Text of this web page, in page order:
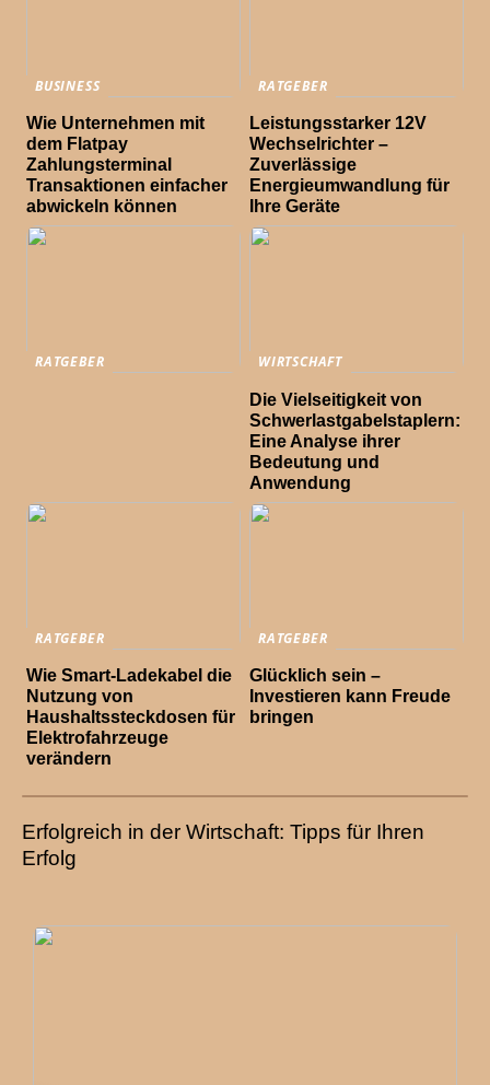
BUSINESS
Wie Unternehmen mit
dem Flatpay
Zahlungsterminal
Transaktionen einfacher
abwickeln können
RATGEBER
Leistungsstarker 12V
Wechselrichter –
Zuverlässige
Energieumwandlung für
Ihre Geräte
RATGEBER WIRTSCHAFT
Die Vielseitigkeit von
Schwerlastgabelstaplern:
Eine Analyse ihrer
Bedeutung und
Anwendung
RATGEBER
Wie Smart-Ladekabel die
Nutzung von
Haushaltssteckdosen für
Elektrofahrzeuge
verändern
RATGEBER
Glücklich sein –
Investieren kann Freude
bringen
Erfolgreich in der Wirtschaft: Tipps für Ihren
Erfolg